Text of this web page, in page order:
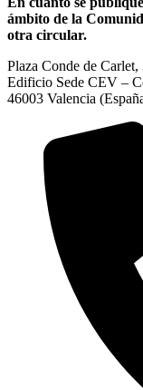
ámbito de la
otra circular.
Plaza Conde de Carlet,
Edificio Sede CEV –
46003 Valencia